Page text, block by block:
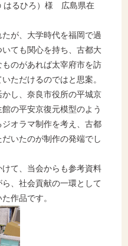
はるひろ）様 広島県在
が、大学時代を福岡で過
ても関心を持ち、古都大
のがあれば太宰府市を訪
ただけるのではと思案。
し、奈良市役所の平城京
の平安京復元模型のよう
オラマ制作を考え、古都
いたのが制作の発端でし
て、当会からも参考資料
、社会貢献の一環として
作品です。